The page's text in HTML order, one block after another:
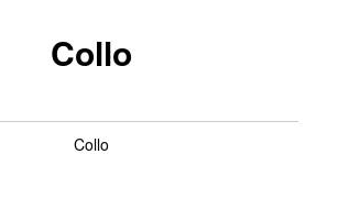
Collo
Collo